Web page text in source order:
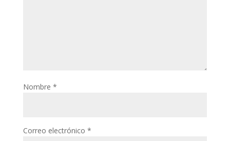
Nombre *
Correo electrónico *